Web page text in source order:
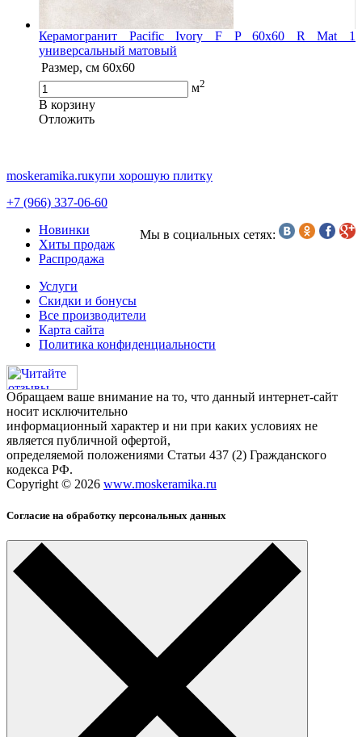
Керамогранит Pacific Ivory F P 60x60 R Mat 1
универсальный матовый
Размер, см 60x60
м2
В корзину
Oтложить
moskeramika.ruкупи хорошую плитку
+7 (966) 337-06-60
Мы в социальных сетях:
Новинки
Хиты продаж
Распродажа
Услуги
Скидки и бонусы
Все производители
Карта сайта
Политика конфиденциальности
Обращаем ваше внимание на то, что данный интернет-сайт
носит исключительно
информационный характер и ни при каких условиях не
является публичной офертой,
определяемой положениями Статьи 437 (2) Гражданского
кодекса РФ.
Copyright © 2026 www.moskeramika.ru
Согласие на обработку персональных данных